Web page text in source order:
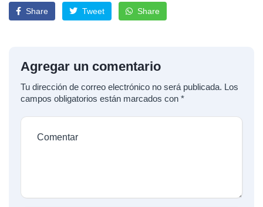
Share Tweet Share
Agregar un comentario
Tu dirección de correo electrónico no será publicada. Los
campos obligatorios están marcados con *